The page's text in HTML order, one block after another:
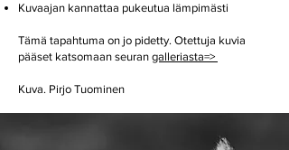
Kuvaajan kannattaa pukeutua lämpimästi
Tämä tapahtuma on jo pidetty. Otettuja kuvia
pääset katsomaan seuran galleriasta=>
Kuva. Pirjo Tuominen